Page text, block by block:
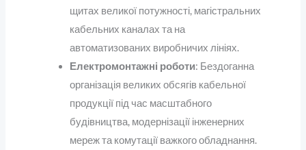
щитах великої потужності, магістральних
кабельних каналах та на
автоматизованих виробничих лініях.
Електромонтажні роботи: Бездоганна
організація великих обсягів кабельної
продукції під час масштабного
будівництва, модернізації інженерних
мереж та комутації важкого обладнання.